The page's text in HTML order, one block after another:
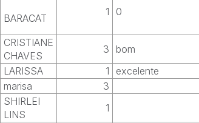
BARACAT
1 0
CRISTIANE
CHAVES
3 bom
LARISSA
1 excelente
marisa
3
SHIRLEI
LINS
1